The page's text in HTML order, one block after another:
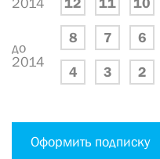
2014 12 11 10
до
2014
8 7 6
4 3 2
Оформить подписку